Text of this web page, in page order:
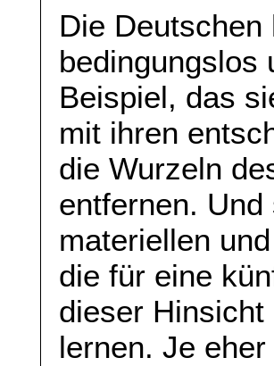
Die
bedingungslos
Beispiel, das
mit ihren
die Wurzeln
entfernen.
materiellen
die für eine
dieser
lernen. Je